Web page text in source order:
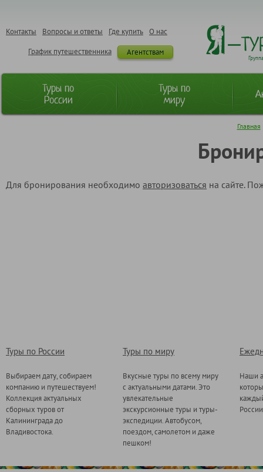
О нас
Где купить
Вопросы и ответы
Контакты
Агентствам
График путешественника
Туры по
России
Туры по
миру
Главная
Для бронирования необходимо авторизоваться на сайте.
Туры по России
Выбираем дату, собираем
компанию и путешествуем!
Коллекция актуальных
сборных туров от
Калининграда до
Владивостока.
Туры по миру
Вкусные туры по всему миру
с актуальными датами. Это
увлекательные
экскурсионные туры и туры-
экспедиции. Автобусом,
поездом, самолетом и даже
пешком!
Наши